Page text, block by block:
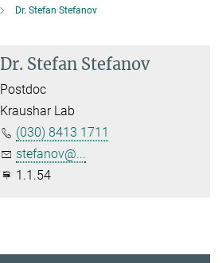
Dr. Stefan Stefanov
Dr. Stefan Stefanov
Postdoc
Kraushar Lab
(030) 8413 1711
stefanov@...
1.1.54